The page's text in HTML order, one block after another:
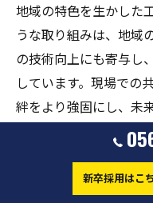
地域の特色を生かした
うな取り組みは、地域
の技術向上にも寄与し
しています。現場での
絆をより強固にし、未
愛知県の職人が描く
愛知県の現場工事に携
新卒採用はこ